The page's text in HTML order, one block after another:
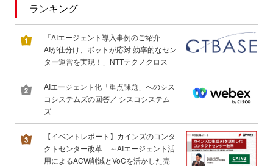
ランキング
「AIエージェント導入事例のご紹介――
AIが仕分け、ボットが応対 効率的なセン
ター運営を実現！」NTTテクノクロス
AIエージェント化「重点課題」へのシス
コシステムズの回答／ シスコシステム
ズ
【イベントレポート】カインズのコンタ
クトセンター改革 ～AIエージェント活
用によるACW削減とVoCを活かした売